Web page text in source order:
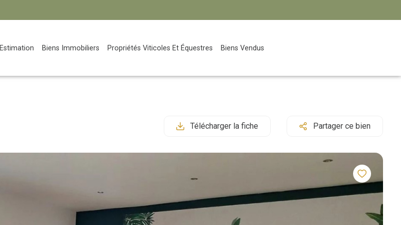
Estimation Biens Immobiliers Propriétés Viticoles Et Équestres Biens Vendus
Télécharger la fiche Partager ce bien